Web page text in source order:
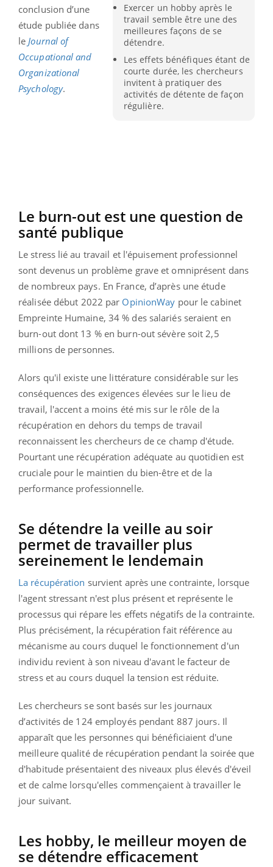
Exercer un hobby après le
travail semble être une des
meilleures façons de se
détendre.
Les effets bénéfiques étant de
courte durée, les chercheurs
invitent à pratiquer des
activités de détente de façon
régulière.
conclusion d’une
étude publiée dans
le Journal of
Occupational and
Organizational
Psychology.
Le burn-out est une question de
santé publique
Le stress lié au travail et l'épuisement professionnel
sont devenus un problème grave et omniprésent dans
de nombreux pays. En France, d’après une étude
réalisée début 2022 par OpinionWay pour le cabinet
Empreinte Humaine, 34 % des salariés seraient en
burn-out dont 13 % en burn-out sévère soit 2,5
millions de personnes.
Alors qu'il existe une littérature considérable sur les
conséquences des exigences élevées sur le lieu de
travail, l'accent a moins été mis sur le rôle de la
récupération en dehors du temps de travail
reconnaissent les chercheurs de ce champ d'étude.
Pourtant une récupération adéquate au quotidien est
cruciale pour le maintien du bien-être et de la
performance professionnelle.
Se détendre la veille au soir
permet de travailler plus
sereinement le lendemain
La récupération survient après une contrainte, lorsque
l'agent stressant n'est plus présent et représente le
processus qui répare les effets négatifs de la contrainte.
Plus précisément, la récupération fait référence au
mécanisme au cours duquel le fonctionnement d'un
individu revient à son niveau d'avant le facteur de
stress et au cours duquel la tension est réduite.
Les chercheurs se sont basés sur les journaux
d’activités de 124 employés pendant 887 jours. Il
apparaît que les personnes qui bénéficiaient d'une
meilleure qualité de récupération pendant la soirée que
d'habitude présentaient des niveaux plus élevés d'éveil
et de calme lorsqu'elles commençaient à travailler le
jour suivant.
Les hobby, le meilleur moyen de
se détendre efficacement